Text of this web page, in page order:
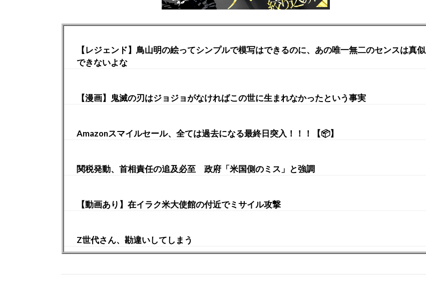
【レジェンド】鳥山明の絵ってシンプルで模写はできるのに、あの唯一無二のセンスは真似
できないよな
【漫画】鬼滅の刃はジョジョがなければこの世に生まれなかったという事実
Amazonスマイルセール、全ては過去になる最終日突入！！！【📦】
関税発動、首相責任の追及必至 政府「米国側のミス」と強調
【動画あり】在イラク米大使館の付近でミサイル攻撃
Z世代さん、勘違いしてしまう